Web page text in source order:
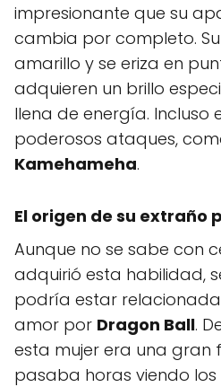
impresionante que su
cambia por completo.
amarillo y se eriza en
adquieren un brillo
llena de energía. Incluso
poderosos ataques,
Kamehameha.
El origen de su extraño
Aunque no se sabe con
adquirió esta habilidad,
podría estar
amor por Dragon Ball.
esta mujer era una gran
pasaba horas viendo los